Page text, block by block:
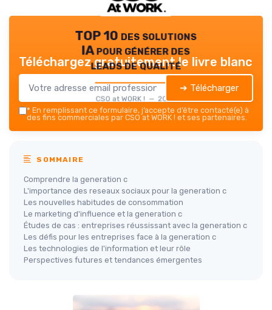
TOP 10 des solutions
IA pour générer des
leads de qualité
CSO at WORK ! — 2026
Téléchargez gratuitement le livre blanc
➔ Télécharger
* En remplissant ce formulaire, j’accepte d’être contacté(e) à
des fins commerciales par CSO at WORK ! et ses partenaires.
SOMMAIRE
Comprendre la generation c
L'importance des reseaux sociaux pour la generation c
Les nouvelles habitudes de consommation
Le marketing d'influence et la generation c
Études de cas : entreprises réussissant avec la generation c
Les défis pour les entreprises face à la generation c
Les technologies de l'information et leur rôle
Perspectives futures et tendances émergentes